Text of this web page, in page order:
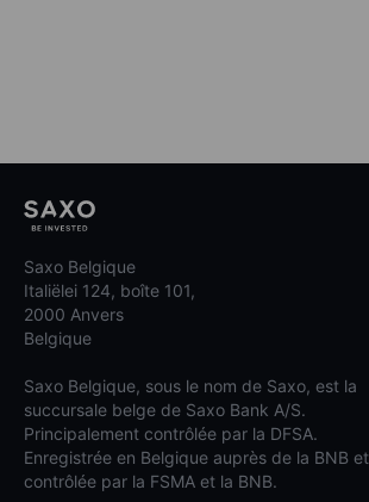
Saxo Belgique
Italiëlei 124, boîte 101,
2000 Anvers
Belgique
Saxo Belgique, sous le nom de Saxo, est la
succursale belge de Saxo Bank A/S.
Principalement contrôlée par la DFSA.
Enregistrée en Belgique auprès de la BNB et
contrôlée par la FSMA et la BNB.